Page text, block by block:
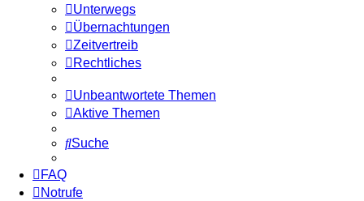
Unterwegs
Übernachtungen
Zeitvertreib
Rechtliches
Unbeantwortete Themen
Aktive Themen
Suche
FAQ
Notrufe